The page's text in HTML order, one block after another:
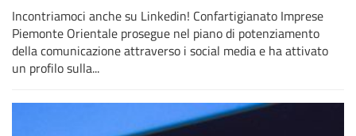
Incontriamoci anche su Linkedin! Confartigianato Imprese
Piemonte Orientale prosegue nel piano di potenziamento
della comunicazione attraverso i social media e ha attivato
un profilo sulla...